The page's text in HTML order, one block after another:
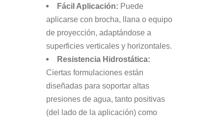
Fácil Aplicación: Puede
aplicarse con brocha, llana o equipo
de proyección, adaptándose a
superficies verticales y horizontales.
Resistencia Hidrostática:
Ciertas formulaciones están
diseñadas para soportar altas
presiones de agua, tanto positivas
(del lado de la aplicación) como